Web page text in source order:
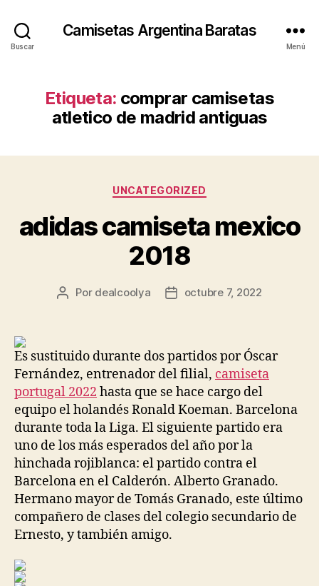
Buscar
Camisetas Argentina Baratas
Menú
Etiqueta: comprar camisetas
atletico de madrid antiguas
Categorías
UNCATEGORIZED
adidas camiseta mexico
2018
Autor
Por dealcoolya
Fechaoctubre 7, 2022
Es sustituido durante dos partidos por Óscar
Fernández, entrenador del filial, camiseta
portugal 2022 hasta que se hace cargo del
equipo el holandés Ronald Koeman. Barcelona
durante toda la Liga. El siguiente partido era
uno de los más esperados del año por la
hinchada rojiblanca: el partido contra el
Barcelona en el Calderón. Alberto Granado.
Hermano mayor de Tomás Granado, este último
compañero de clases del colegio secundario de
Ernesto, y también amigo.